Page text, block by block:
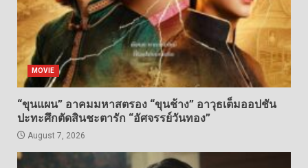
MOVIE
“ขุนแผน” อาคมมหาสตรอง “ขุนช้าง” อาวุธเต็มออปชัน
ปะทะศึกตัดสินชะตารัก “อัศจรรย์วันทอง”
August 7, 2026